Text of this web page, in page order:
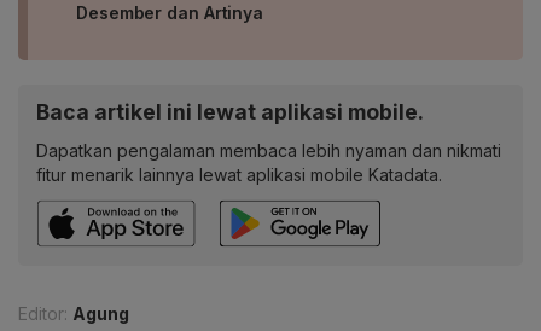
Desember dan Artinya
Baca artikel ini lewat aplikasi mobile.
Dapatkan pengalaman membaca lebih nyaman dan nikmati
fitur menarik lainnya lewat aplikasi mobile Katadata.
Editor: Agung